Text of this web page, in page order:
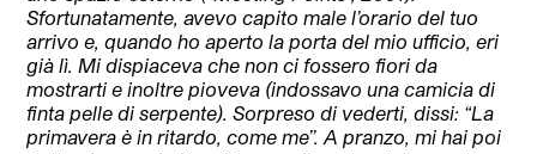
Sfortunatamente, avevo capito male l’orario del tuo
arrivo e, quando ho aperto la porta del mio ufficio, eri
già lì. Mi dispiaceva che non ci fossero fiori da
mostrarti e inoltre pioveva (indossavo una camicia di
finta pelle di serpente). Sorpreso di vederti, dissi: “La
primavera è in ritardo, come me’’. A pranzo, mi hai poi